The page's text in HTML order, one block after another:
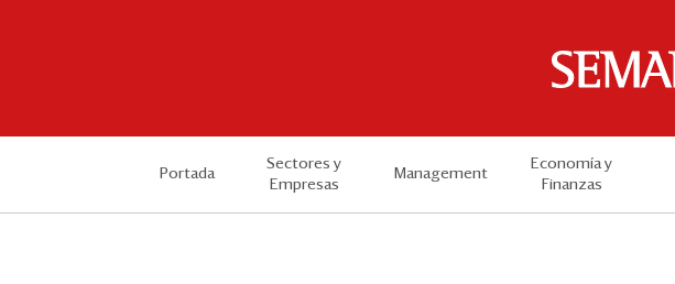
Portada
Sectores y
Empresas
Management
Economía y
Finanzas